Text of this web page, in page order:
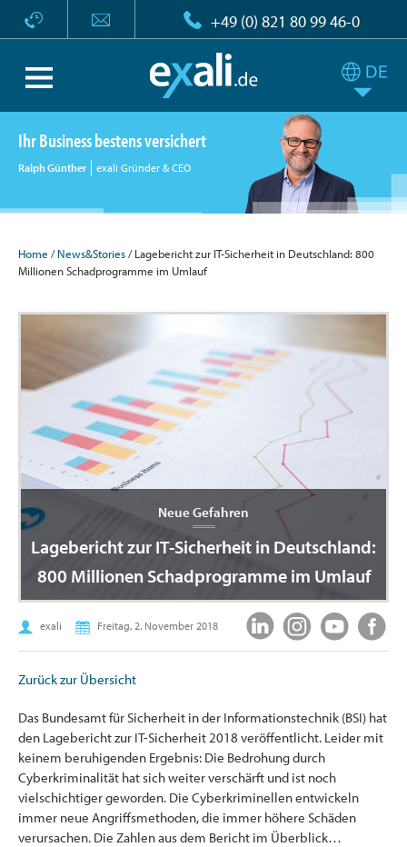
+49 (0) 821 80 99 46-0
Ihr Business bestens versichert
Ralph Günther exali Gründer & CEO
Home /News&Stories/ Lagebericht zur IT-Sicherheit in Deutschland: 800
Millionen Schadprogramme im Umlauf
Neue Gefahren
Lagebericht zur IT-Sicherheit in Deutschland:
800 Millionen Schadprogramme im Umlauf
exali Freitag, 2. November 2018
Zurück zur Übersicht
Das Bundesamt für Sicherheit in der Informationstechnik (BSI) hat
den Lagebericht zur IT-Sicherheit 2018 veröffentlicht. Leider mit
keinem beruhigenden Ergebnis: Die Bedrohung durch
Cyberkriminalität hat sich weiter verschärft und ist noch
vielschichtiger geworden. Die Cyberkriminellen entwickeln
immer neue Angriffsmethoden, die immer höhere Schäden
verursachen. Die Zahlen aus dem Bericht im Überblick…